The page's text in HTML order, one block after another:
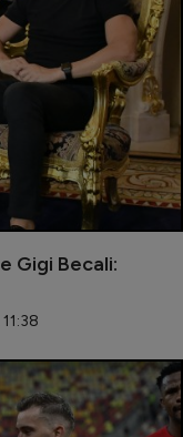
Gigi Becali: